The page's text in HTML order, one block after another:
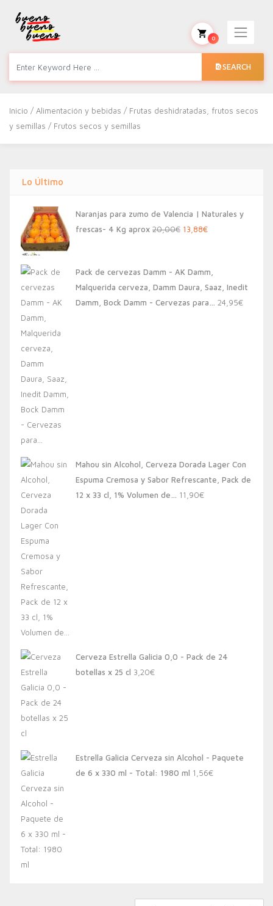
SEARCH
0
Inicio /Alimentación y bebidas / Frutas deshidratadas, frutos secos
y semillas / Frutos secos y semillas
Lo Último
Naranjas para zumo de Valencia | Naturales y
frescas- 4 Kg aprox 20,00€ El
era:
20,00€.
13,88€El
es:
13,88€.
Pack de cervezas Damm - AK Damm,
Malquerida cerveza, Damm Daura, Saaz, Inedit
Damm, Bock Damm - Cervezas para… 24,95€
Mahou sin Alcohol, Cerveza Dorada Lager Con
Espuma Cremosa y Sabor Refrescante, Pack de
12 x 33 cl, 1% Volumen de… 11,90€
Cerveza Estrella Galicia 0,0 - Pack de 24
botellas x 25 cl 3,20€
Estrella Galicia Cerveza sin Alcohol - Paquete
de 6 x 330 ml - Total: 1980 ml 1,56€